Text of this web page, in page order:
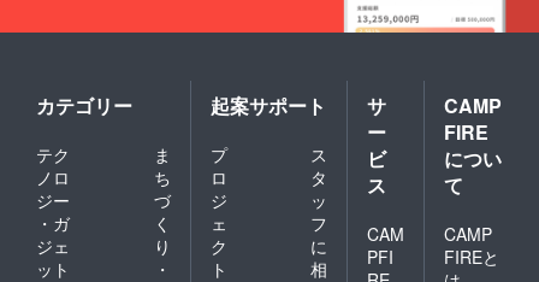
カテゴリー
テク
ノロ
ジー
・ガ
ジェ
ット
ま
ち
づ
く
り
・
起案サポート
プ
ロ
ジ
ェ
ク
ト
ス
タ
ッ
フ
に
相
サ
ー
ビ
ス
CAM
PFI
CAMP
FIRE
につい
て
CAMP
FIREと